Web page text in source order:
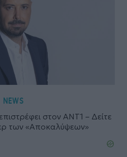
NEWS
στον ΑΝΤ1 – Δείτε
των «Αποκαλύψεων»